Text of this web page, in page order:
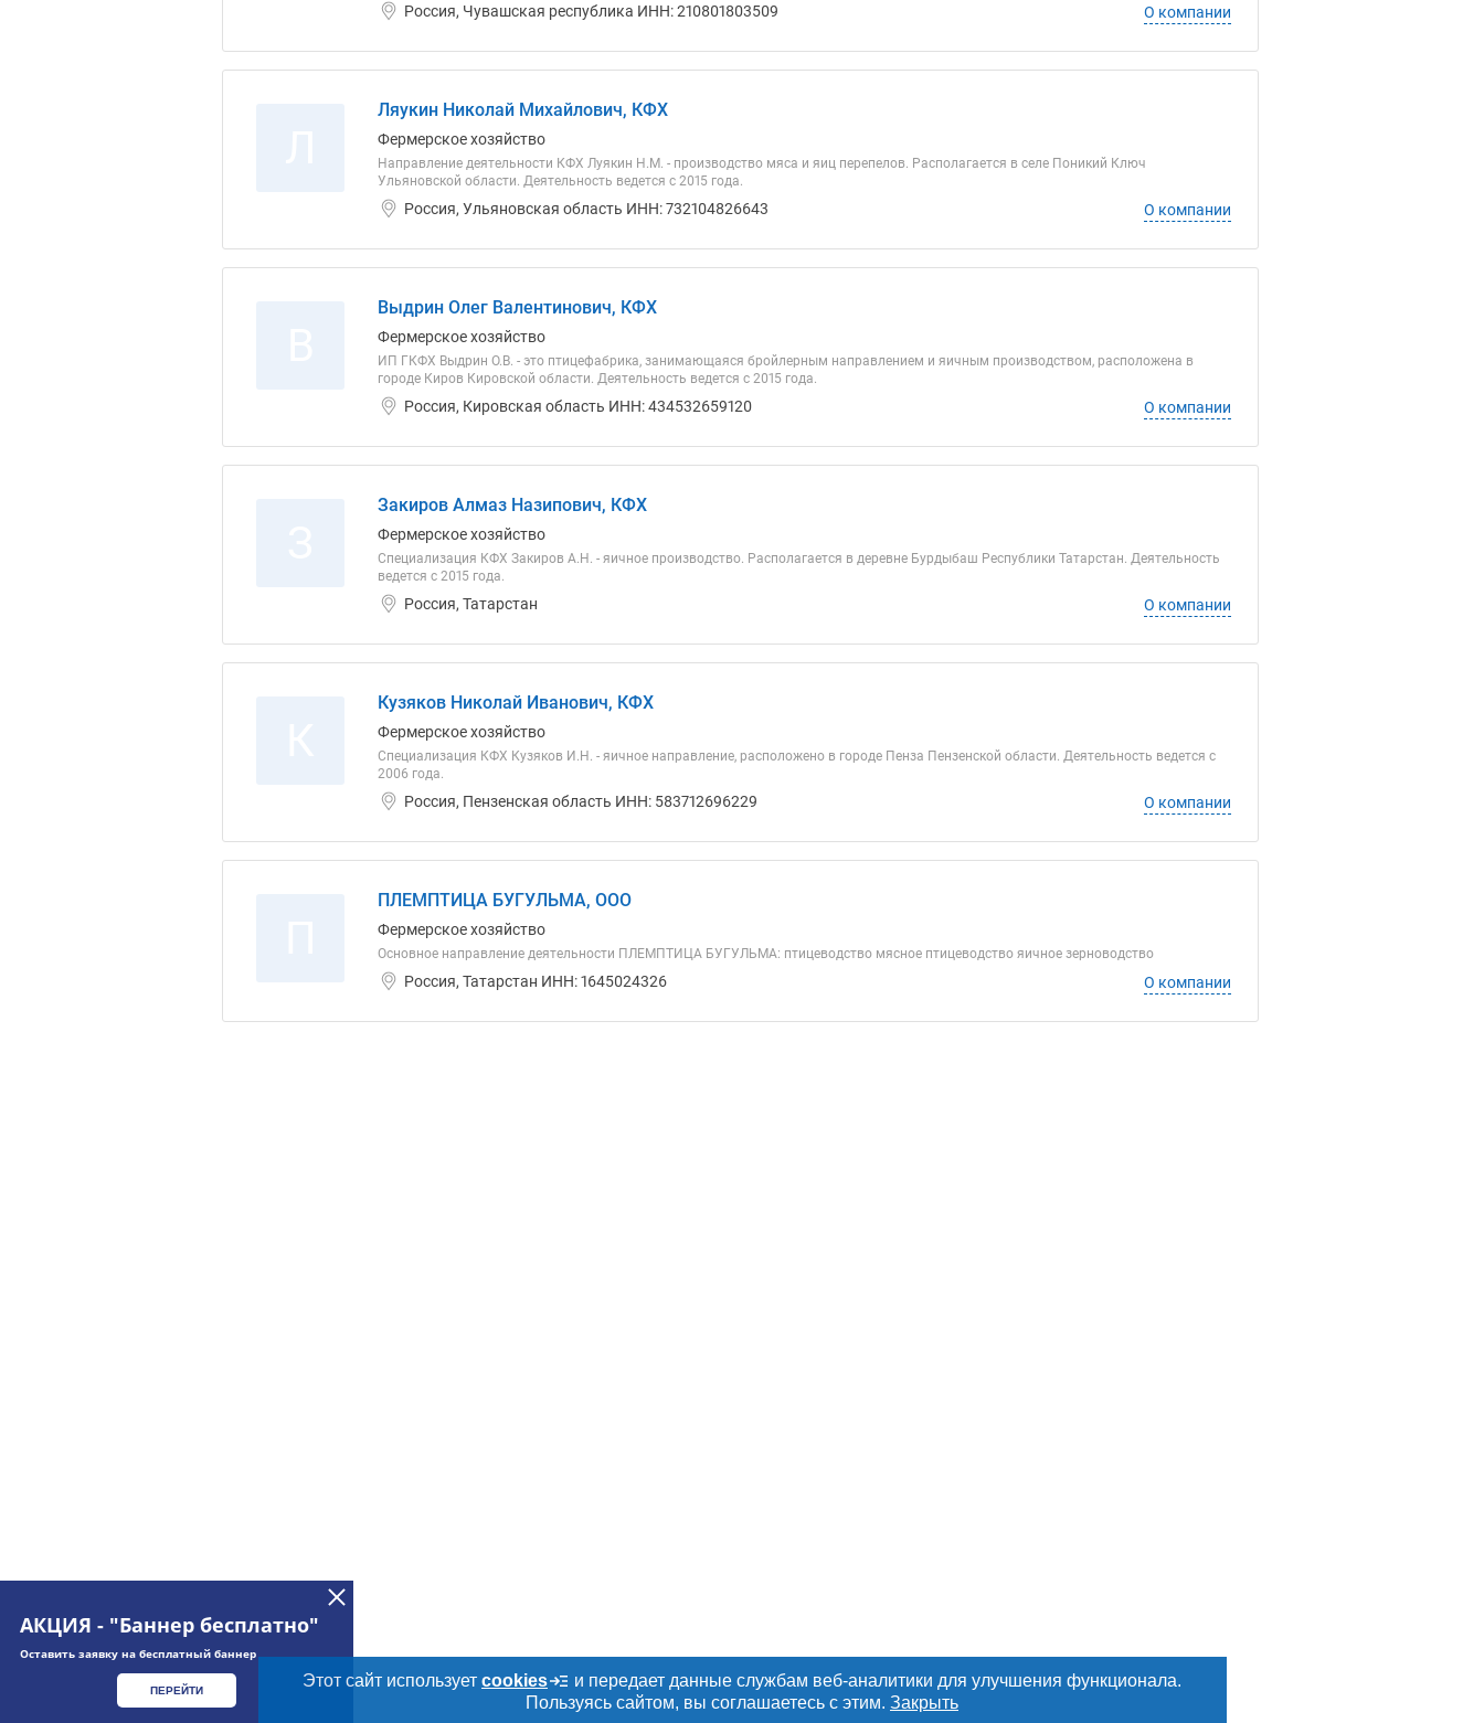
Россия, Чувашская республика ИНН: 210801803509 О компании
Ляукин Николай Михайлович, КФХ
Фермерское хозяйство
Направление деятельности КФХ Луякин Н.М. - производство мяса и яиц перепелов. Располагается в селе Поникий Ключ
Ульяновской области. Деятельность ведется с 2015 года.
Россия, Ульяновская область ИНН: 732104826643 О компании
Выдрин Олег Валентинович, КФХ
Фермерское хозяйство
ИП ГКФХ Выдрин О.В. - это птицефабрика, занимающаяся бройлерным направлением и яичным производством, расположена в
городе Киров Кировской области. Деятельность ведется с 2015 года.
Россия, Кировская область ИНН: 434532659120 О компании
Закиров Алмаз Назипович, КФХ
Фермерское хозяйство
Специализация КФХ Закиров А.Н. - яичное производство. Располагается в деревне Бурдыбаш Республики Татарстан. Деятельность
ведется с 2015 года.
Россия, Татарстан О компании
Кузяков Николай Иванович, КФХ
Фермерское хозяйство
Специализация КФХ Кузяков И.Н. - яичное направление, расположено в городе Пенза Пензенской области. Деятельность ведется с
2006 года.
Россия, Пензенская область ИНН: 583712696229 О компании
ПЛЕМПТИЦА БУГУЛЬМА, ООО
Фермерское хозяйство
Основное направление деятельности ПЛЕМПТИЦА БУГУЛЬМА: птицеводство мясное птицеводство яичное зерноводство
Россия, Татарстан ИНН: 1645024326 О компании
АКЦИЯ - "Баннер бесплатно"
Оставить заявку на бесплатный баннер
ПЕРЕЙТИ
Этот сайт использует cookies
и передает данные службам веб-аналитики для улучшения функционала.
Пользуясь сайтом, вы соглашаетесь с этим. Закрыть